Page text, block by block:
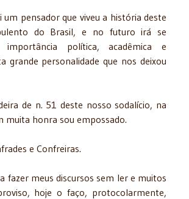
um pensador que viveu a história deste
do Brasil, e no futuro irá se
política, acadêmica e
grande personalidade que nos deixou
de n. 51 deste nosso sodalício, na
muita honra sou empossado.
e Confreiras.
fazer meus discursos sem ler e muitos
hoje o faço, protocolarmente,